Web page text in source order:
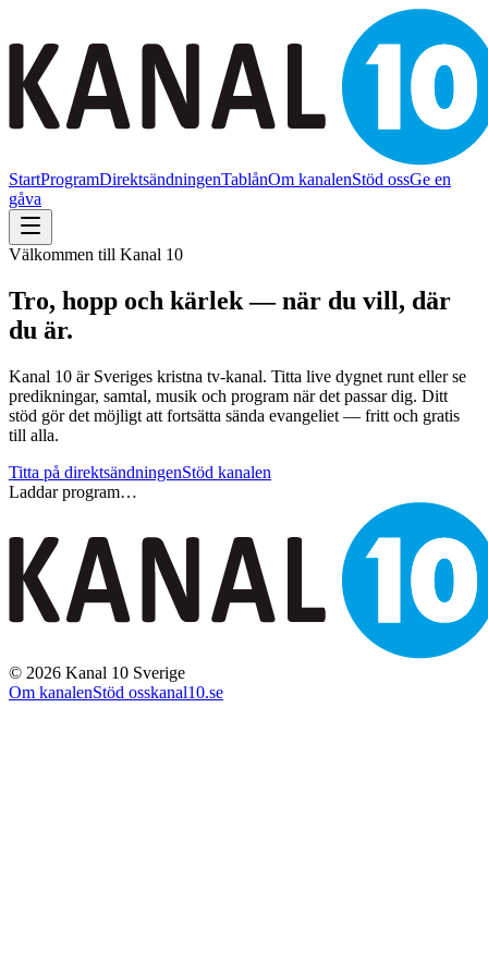
StartProgramDirektsändningenTablånOm kanalenStöd ossGe en
gåva
Välkommen till Kanal 10
Tro, hopp och kärlek — när du vill, där
du är.
Kanal 10 är Sveriges kristna tv-kanal. Titta live dygnet runt eller se
predikningar, samtal, musik och program när det passar dig. Ditt
stöd gör det möjligt att fortsätta sända evangeliet — fritt och gratis
till alla.
Titta på direktsändningenStöd kanalen
Laddar program…
© 2026 Kanal 10 Sverige
Om kanalenStöd osskanal10.se